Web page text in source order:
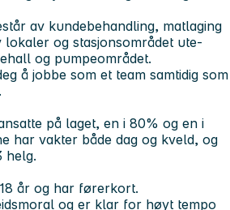
av kundebehandling, matlaging
lokaler og stasjonsområdet ute-
og pumpeområdet.
å jobbe som et team samtidig som
på laget, en i 80% og en i
har vakter både dag og kveld, og
helg.
år og har førerkort.
og er klar for høyt tempo